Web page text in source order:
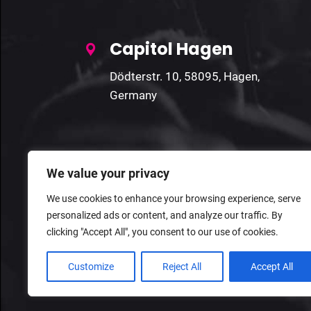
We value your privacy
We use cookies to enhance your browsing experience, serve
personalized ads or content, and analyze our traffic. By
clicking "Accept All", you consent to our use of cookies.
Customize Reject All Accept All
Capitol Hagen
Dödterstr. 10, 58095, Hagen,
Germany